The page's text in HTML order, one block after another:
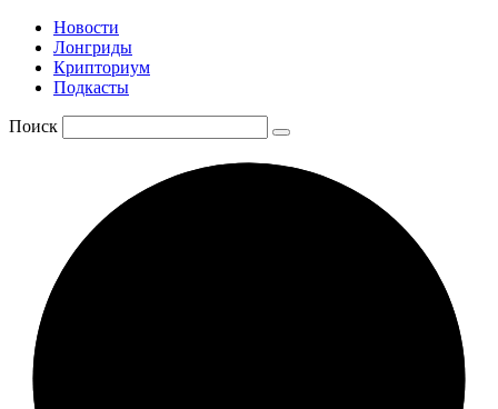
Новости
Лонгриды
Крипториум
Подкасты
Поиск